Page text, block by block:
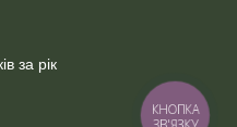
за рік
КНОПКА
ЗВ'ЯЗКУ